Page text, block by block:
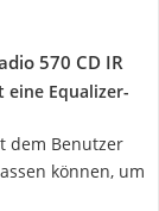
570 CD IR
eine Equalizer-
dem Benutzer
können, um